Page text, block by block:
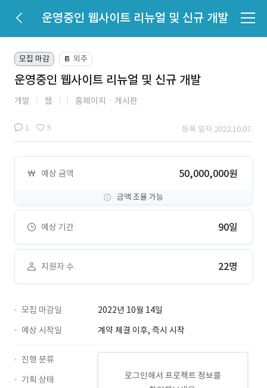
운영중인 웹사이트 리뉴얼 및 신규 개발
모집 마감 📔 외주
운영중인 웹사이트 리뉴얼 및 신규 개발
개발 웹 홈페이지ㆍ게시판
1 5 등록 일자 2022.10.07.
예상 금액 50,000,000원
금액 조율 가능
예상 기간 90일
지원자 수 22명
모집 마감일
2022년 10월 14일
예상 시작일
계약 체결 이후, 즉시 시작
로그인해서 프로젝트 정보를
진행 분류
기획 상태